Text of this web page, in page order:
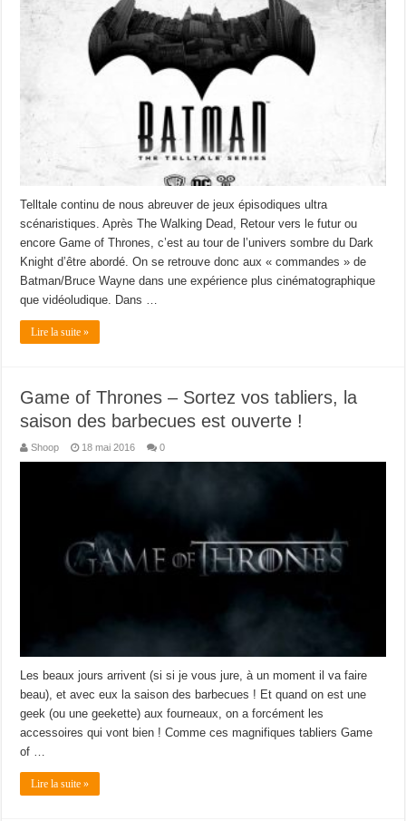
Telltale continu de nous abreuver de jeux épisodiques ultra
scénaristiques. Après The Walking Dead, Retour vers le futur ou
encore Game of Thrones, c’est au tour de l’univers sombre du Dark
Knight d’être abordé. On se retrouve donc aux « commandes » de
Batman/Bruce Wayne dans une expérience plus cinématographique
que vidéoludique. Dans …
Lire la suite »
Game of Thrones – Sortez vos tabliers, la
saison des barbecues est ouverte !
Shoop 18 mai 2016 0
Les beaux jours arrivent (si si je vous jure, à un moment il va faire
beau), et avec eux la saison des barbecues ! Et quand on est une
geek (ou une geekette) aux fourneaux, on a forcément les
accessoires qui vont bien ! Comme ces magnifiques tabliers Game
of …
Lire la suite »